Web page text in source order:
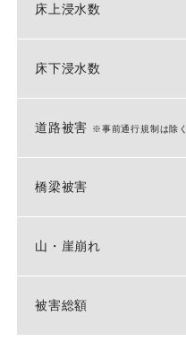
床上浸水数
床下浸水数
道路被害 ※事前通行規制は除く
橋梁被害
山・崖崩れ
被害総額